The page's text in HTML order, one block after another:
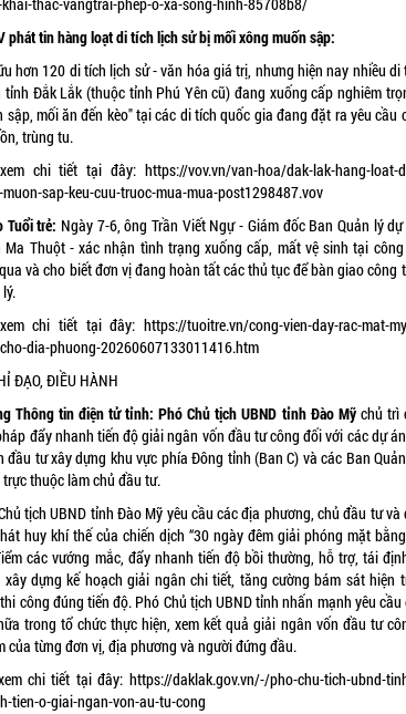
phát tin hàng loạt di tích lịch sử bị mối xông muốn sập:
hơn 120 di tích lịch sử - văn hóa giá trị, nhưng hiện nay nhiều
tỉnh Đắk Lắk (thuộc tỉnh Phú Yên cũ) đang xuống cấp nghiêm
sập, mối ăn đến kèo" tại các di tích quốc gia đang đặt ra yêu cầu
trùng tu.
chi tiết tại đây: https://vov.vn/van-hoa/dak-lak-hang-loat-
sap-keu-cuu-truoc-mua-mua-post1298487.vov
Tuổi trẻ: Ngày 7-6, ông Trần Viết Ngự - Giám đốc Ban Quản lý
Ma Thuột - xác nhận tình trạng xuống cấp, mất vệ sinh tại
và cho biết đơn vị đang hoàn tất các thủ tục để bàn giao công
chi tiết tại đây: https://tuoitre.vn/cong-vien-day-rac-mat-
dia-phuong-20260607133011416.htm
ĐẠO, ĐIỀU HÀNH
Thông tin điện tử tỉnh: Phó Chủ tịch UBND tỉnh Đào Mỹ chủ trì
đẩy nhanh tiến độ giải ngân vốn đầu tư công đối với các dự
đầu tư xây dựng khu vực phía Đông tỉnh (Ban C) và các Ban
thuộc làm chủ đầu tư.
tịch UBND tỉnh Đào Mỹ yêu cầu các địa phương, chủ đầu tư
huy khí thế của chiến dịch “30 ngày đêm giải phóng mặt
các vướng mắc, đẩy nhanh tiến độ bồi thường, hỗ trợ, tái
xây dựng kế hoạch giải ngân chi tiết, tăng cường bám sát hiện
công đúng tiến độ. Phó Chủ tịch UBND tỉnh nhấn mạnh yêu
trong tổ chức thực hiện, xem kết quả giải ngân vốn đầu tư
của từng đơn vị, địa phương và người đứng đầu.
chi tiết tại đây: https://daklak.gov.vn/-/pho-chu-tich-ubnd-
tien-o-giai-ngan-von-au-tu-cong